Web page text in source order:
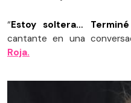
“Estoy soltera…
cantante en una
Roja.